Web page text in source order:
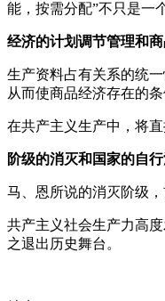
能，按需分配”不只是一
经济的计划调节管理和
生产资料占有关系的统
从而使商品经济存在的条
在共产主义生产中，将
阶级的消灭和国家的自
马、恩所说的消灭阶级
共产主义社会生产力高
之退出历史舞台。